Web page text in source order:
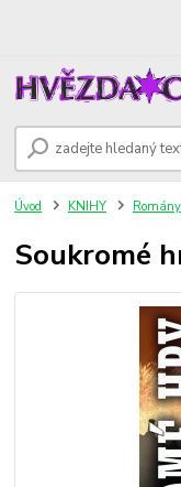
Úvod KNIHY Romány
Soukromé